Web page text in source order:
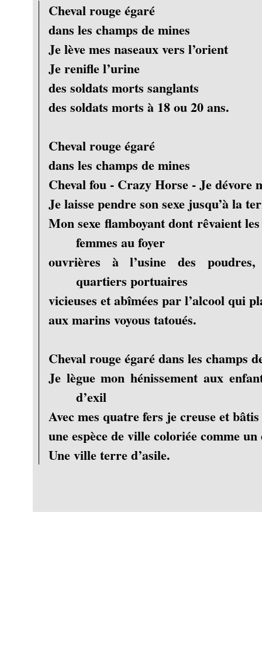
Cheval rouge égaré
dans les champs de mines
Je lève mes naseaux vers l’orient
Je renifle l’urine
des soldats morts sanglants
des soldats morts à 18 ou 20 ans.
Cheval rouge égaré
dans les champs de mines
Cheval fou - Crazy Horse - Je dévore
Je laisse pendre son sexe jusqu’à la
Mon sexe flamboyant dont rêvaient
femmes au foyer
ouvrières à l’usine des poudres,
quartiers portuaires
vicieuses et abîmées par l’alcool qui
aux marins voyous tatoués.
Cheval rouge égaré dans les champs
Je lègue mon hénissement aux
d’exil
Avec mes quatre fers je creuse et
une espèce de ville coloriée comme un
Une ville terre d’asile.